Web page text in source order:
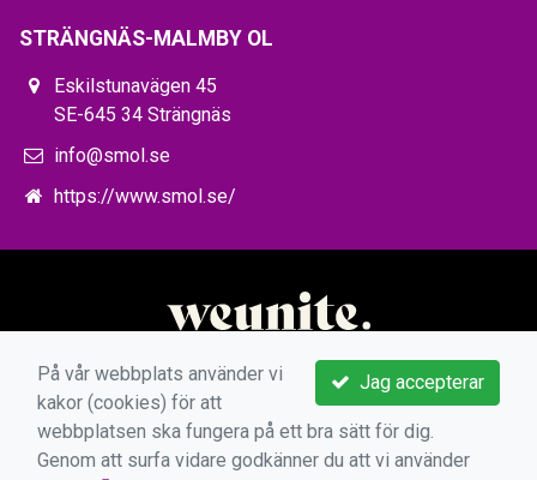
STRÄNGNÄS-MALMBY OL
Eskilstunavägen 45
SE-645 34 Strängnäs
info@smol.se
https://www.smol.se/
Jag accepterar
På vår webbplats använder vi
kakor (cookies) för att
webbplatsen ska fungera på ett bra sätt för dig.
Genom att surfa vidare godkänner du att vi använder